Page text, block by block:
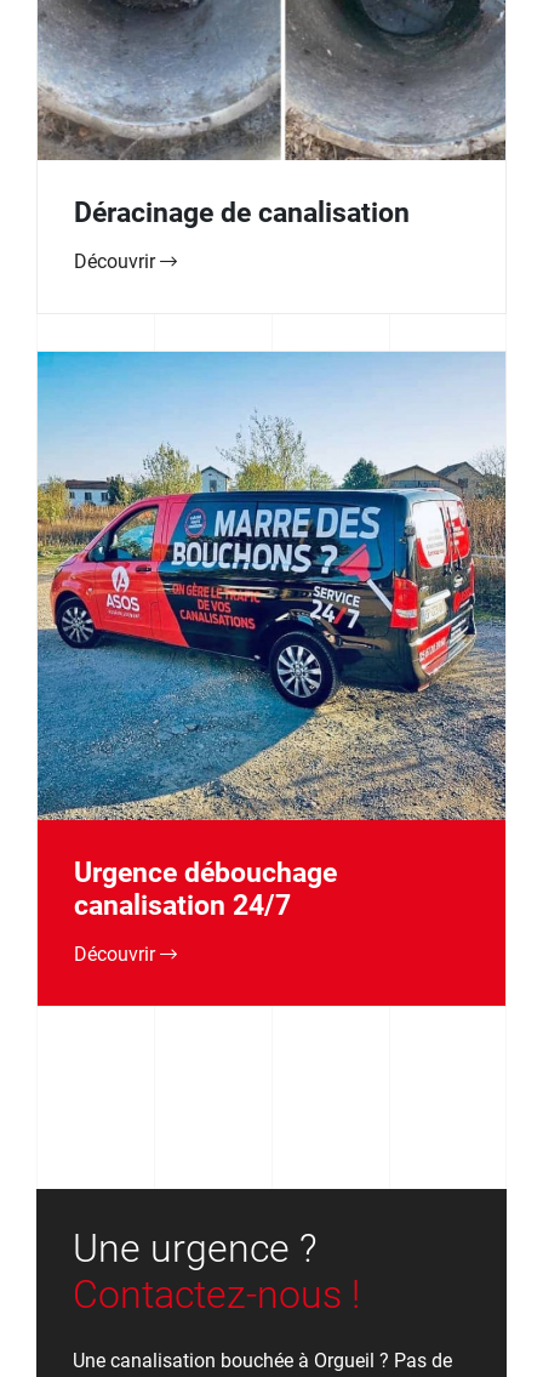
Déracinage de canalisation
Découvrir
Urgence débouchage
canalisation 24/7
Découvrir
Une urgence ?
Contactez-nous !
Une canalisation bouchée à Orgueil ? Pas de